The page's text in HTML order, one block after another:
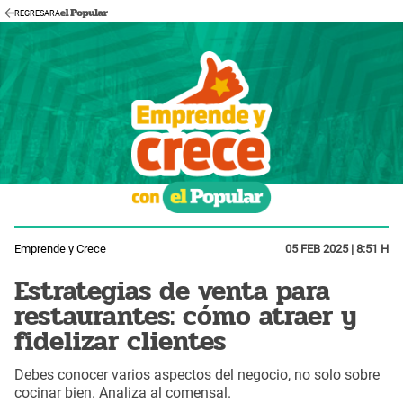
REGRESARA
Emprende y Crece 05 FEB 2025 | 8:51 H
Estrategias de venta para
restaurantes: cómo atraer y
fidelizar clientes
Debes conocer varios aspectos del negocio, no solo sobre
cocinar bien. Analiza al comensal.